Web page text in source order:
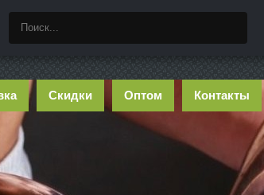
Скидки Оптом Контакты